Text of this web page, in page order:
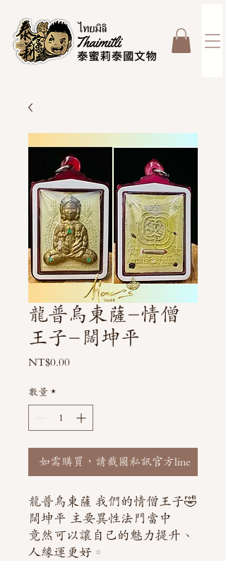
龍普烏東薩-情僧
王子-闊坤平
NT$0.00價
數量 *
如需購買，請截圖私訊官方line
龍普烏東薩 我們的情僧王子🤣
闊坤平 主要異性法門當中
竟然可以讓自己的魅力提升、
人緣運更好。